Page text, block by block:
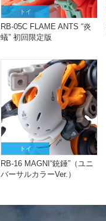
トイ
RB-05C FLAME ANTS “炎
蟻” 初回限定版
トイ
RB-16 MAGNI“銃錘”（ユニ
バーサルカラーVer.）